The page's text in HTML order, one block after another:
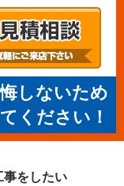
しないため
ください！
事を したい